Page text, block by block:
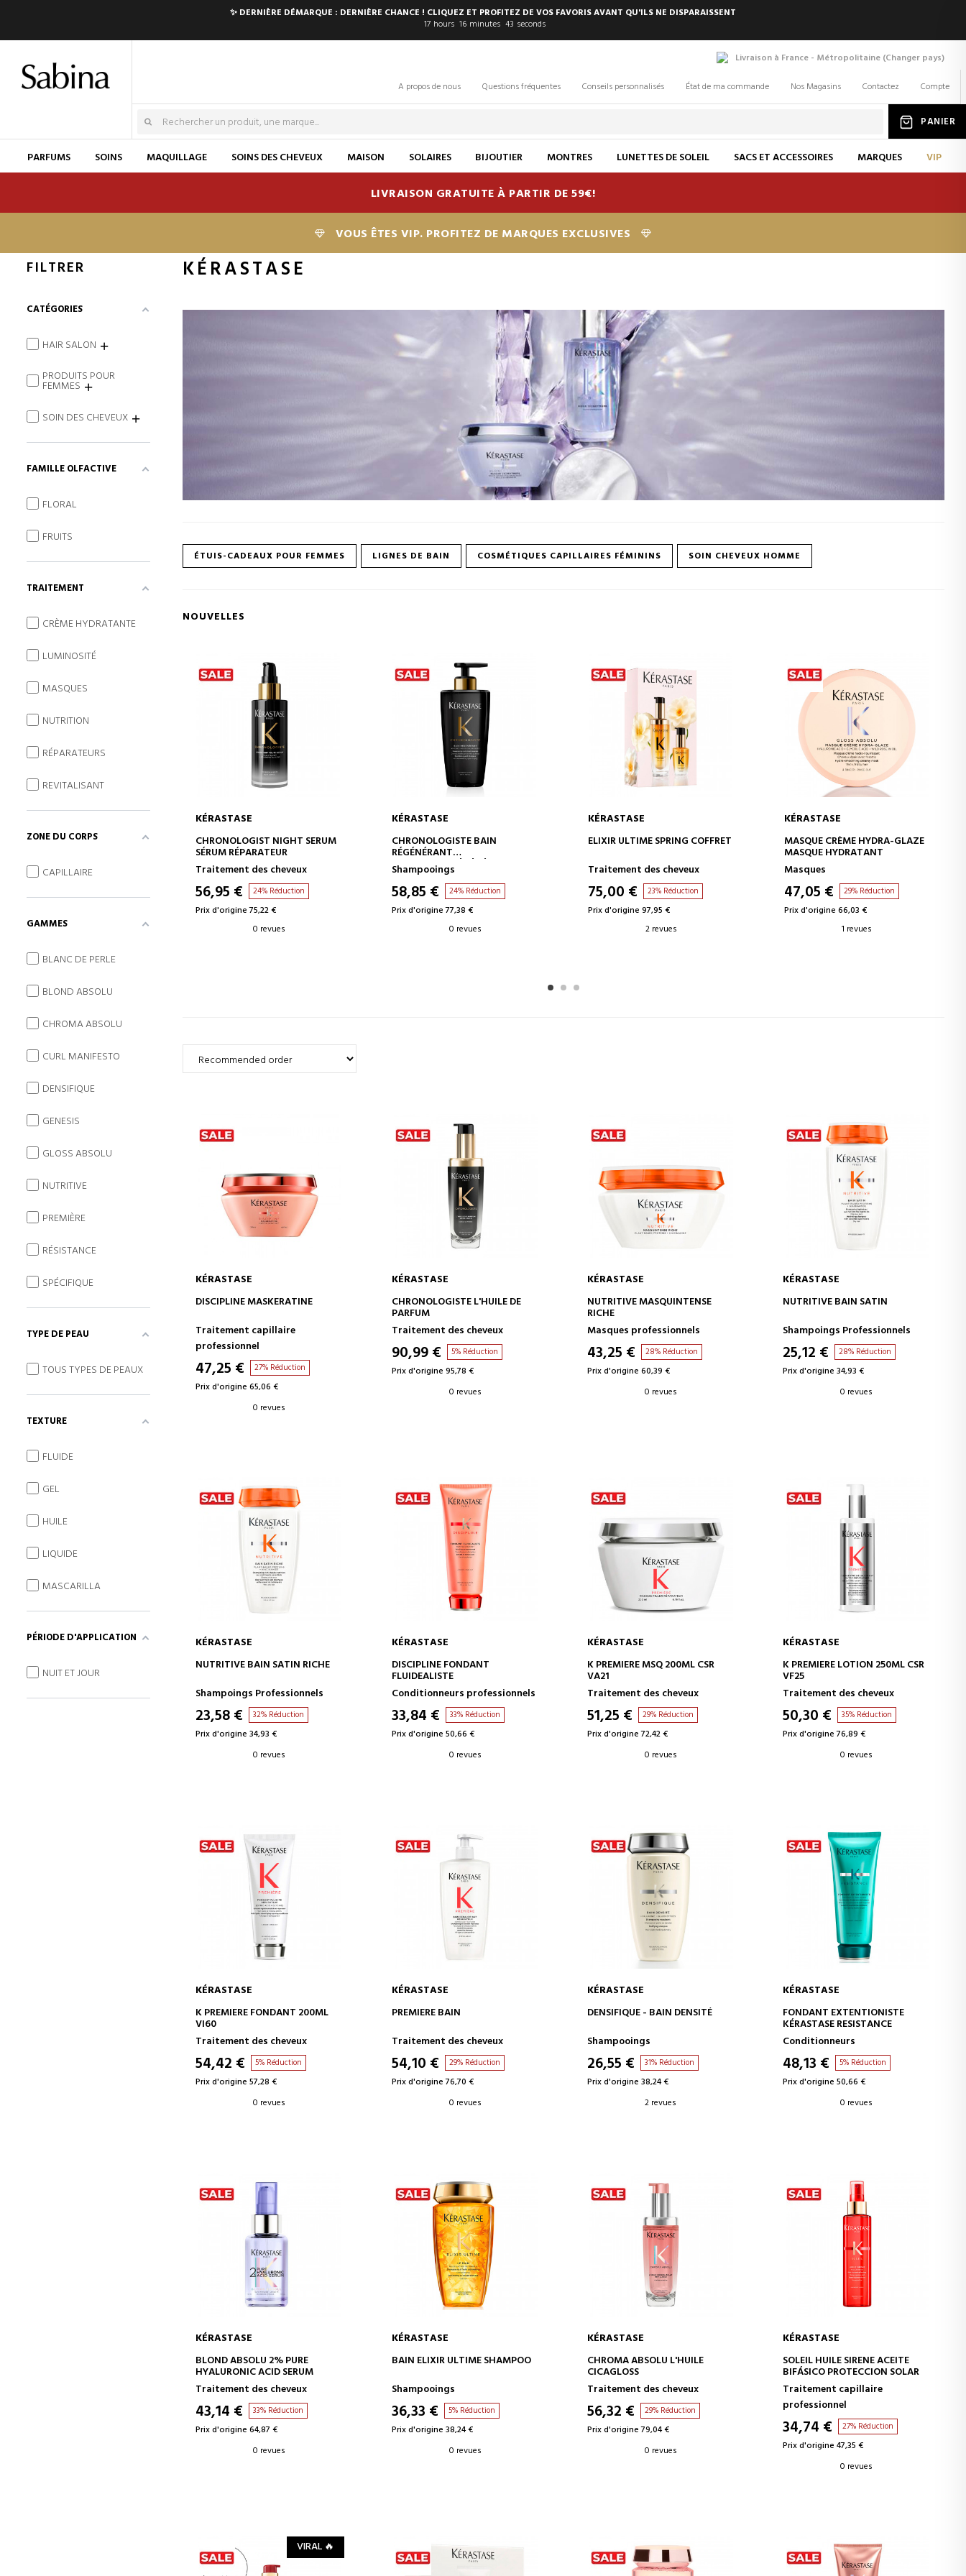
✨ DERNIÈRE DÉMARQUE : DERNIÈRE CHANCE ! CLIQUEZ ET PROFITEZ DE VOS FAVORIS AVANT QU'ILS NE DISPARAISSENT
17 hours 16 minutes 42 seconds
Livraison à France - Métropolitaine (Changer pays)
A propos de nous
Questions fréquentes Conseils personnalisés État de ma commande Nos Magasins Contactez Compte
PANIER
PARFUMS SOINS MAQUILLAGE SOINS DES CHEVEUX MAISON SOLAIRES BIJOUTIER MONTRES LUNETTES DE SOLEIL SACS ET ACCESSOIRES MARQUES VIP
LIVRAISON GRATUITE À PARTIR DE 59€!
VOUS ÊTES VIP. PROFITEZ DE MARQUES EXCLUSIVES
KÉRASTASE
ÉTUIS-CADEAUX POUR FEMMES LIGNES DE BAIN COSMÉTIQUES CAPILLAIRES FÉMININS SOIN CHEVEUX HOMME
NOUVELLES
AJOUTER AU PANIER
KÉRASTASE
CHRONOLOGIST NIGHT SERUM
SÉRUM RÉPARATEUR
Traitement des cheveux
56,95 € 24% Réduction
Prix d'origine 75,22 €
0 revues
AJOUTER AU PANIER
KÉRASTASE
CHRONOLOGISTE BAIN
RÉGÉNÉRANT
SHAMPOING RÉGÉNÉRANT ET
REVITALISANT
Shampooings
58,85 € 24% Réduction
Prix d'origine 77,38 €
0 revues
AJOUTER AU PANIER
KÉRASTASE
ELIXIR ULTIME SPRING COFFRET
Traitement des cheveux
75,00 € 23% Réduction
Prix d'origine 97,95 €
2 revues
AJOUTER AU PANIER
KÉRASTASE
MASQUE CRÈME HYDRA-GLAZE
MASQUE HYDRATANT
Masques
47,05 € 29% Réduction
Prix d'origine 66,03 €
1 revues
AJOUTER AU PANIER
KÉRASTASE
DISCIPLINE MASKERATINE
Traitement capillaire
professionnel
47,25 € 27% Réduction
Prix d'origine 65,06 €
0 revues
AJOUTER AU PANIER
KÉRASTASE
CHRONOLOGISTE L'HUILE DE
PARFUM
Traitement des cheveux
90,99 € 5% Réduction
Prix d'origine 95,78 €
0 revues
AJOUTER AU PANIER
KÉRASTASE
NUTRITIVE MASQUINTENSE
RICHE
Masques professionnels
43,25 € 28% Réduction
Prix d'origine 60,39 €
0 revues
AJOUTER AU PANIER
KÉRASTASE
NUTRITIVE BAIN SATIN
Shampoings Professionnels
25,12 € 28% Réduction
Prix d'origine 34,93 €
0 revues
AJOUTER AU PANIER
KÉRASTASE
NUTRITIVE BAIN SATIN RICHE
Shampoings Professionnels
23,58 € 32% Réduction
Prix d'origine 34,93 €
0 revues
AJOUTER AU PANIER
KÉRASTASE
DISCIPLINE FONDANT
FLUIDEALISTE
Conditionneurs professionnels
33,84 € 33% Réduction
Prix d'origine 50,66 €
0 revues
AJOUTER AU PANIER
KÉRASTASE
K PREMIERE MSQ 200ML CSR
VA21
Traitement des cheveux
51,25 € 29% Réduction
Prix d'origine 72,42 €
0 revues
AJOUTER AU PANIER
KÉRASTASE
K PREMIERE LOTION 250ML CSR
VF25
Traitement des cheveux
50,30 € 35% Réduction
Prix d'origine 76,89 €
0 revues
AJOUTER AU PANIER
KÉRASTASE
K PREMIERE FONDANT 200ML
VI60
Traitement des cheveux
54,42 € 5% Réduction
Prix d'origine 57,28 €
0 revues
AJOUTER AU PANIER
KÉRASTASE
PREMIERE BAIN
Traitement des cheveux
54,10 € 29% Réduction
Prix d'origine 76,70 €
0 revues
AJOUTER AU PANIER
KÉRASTASE
DENSIFIQUE - BAIN DENSITÉ
Shampooings
26,55 € 31% Réduction
Prix d'origine 38,24 €
2 revues
AJOUTER AU PANIER
KÉRASTASE
FONDANT EXTENTIONISTE
KÉRASTASE RESISTANCE
Conditionneurs
48,13 € 5% Réduction
Prix d'origine 50,66 €
0 revues
AJOUTER AU PANIER
KÉRASTASE
BLOND ABSOLU 2% PURE
HYALURONIC ACID SERUM
Traitement des cheveux
43,14 € 33% Réduction
Prix d'origine 64,87 €
0 revues
AJOUTER AU PANIER
KÉRASTASE
BAIN ELIXIR ULTIME SHAMPOO
Shampooings
36,33 € 5% Réduction
Prix d'origine 38,24 €
0 revues
AJOUTER AU PANIER
KÉRASTASE
CHROMA ABSOLU L'HUILE
CICAGLOSS
Traitement des cheveux
56,32 € 29% Réduction
Prix d'origine 79,04 €
0 revues
AJOUTER AU PANIER
KÉRASTASE
SOLEIL HUILE SIRENE ACEITE
BIFÁSICO PROTECCION SOLAR
Traitement capillaire
professionnel
34,74 € 27% Réduction
Prix d'origine 47,35 €
0 revues
VIRAL 🔥
FILTRER
CATÉGORIES
HAIR SALON
PRODUITS POUR
FEMMES
SOIN DES CHEVEUX
FAMILLE OLFACTIVE
FLORAL
FRUITS
TRAITEMENT
CRÈME HYDRATANTE
LUMINOSITÉ
MASQUES
NUTRITION
RÉPARATEURS
REVITALISANT
ZONE DU CORPS
CAPILLAIRE
GAMMES
BLANC DE PERLE
BLOND ABSOLU
CHROMA ABSOLU
CURL MANIFESTO
DENSIFIQUE
GENESIS
GLOSS ABSOLU
NUTRITIVE
PREMIÈRE
RÉSISTANCE
SPÉCIFIQUE
TYPE DE PEAU
TOUS TYPES DE PEAUX
TEXTURE
FLUIDE
GEL
HUILE
LIQUIDE
MASCARILLA
PÉRIODE D'APPLICATION
NUIT ET JOUR